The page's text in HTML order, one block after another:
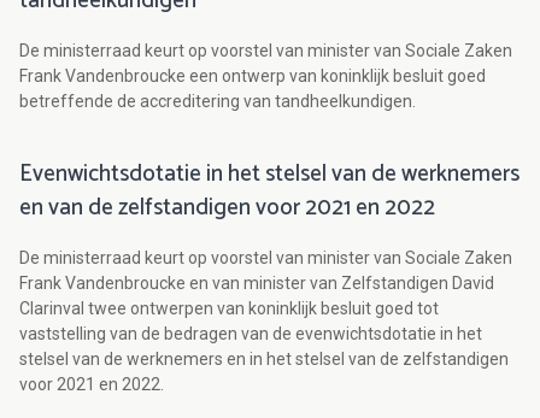
De ministerraad keurt op voorstel van minister van Sociale Zaken
Frank Vandenbroucke een ontwerp van koninklijk besluit goed
betreffende de accreditering van tandheelkundigen.
Evenwichtsdotatie in het stelsel van de werknemers
en van de zelfstandigen voor 2021 en 2022
De ministerraad keurt op voorstel van minister van Sociale Zaken
Frank Vandenbroucke en van minister van Zelfstandigen David
Clarinval twee ontwerpen van koninklijk besluit goed tot
vaststelling van de bedragen van de evenwichtsdotatie in het
stelsel van de werknemers en in het stelsel van de zelfstandigen
voor 2021 en 2022.